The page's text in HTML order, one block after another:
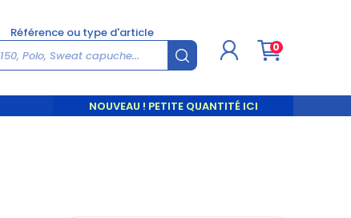
Référence ou type d'article
0
NOUVEAU ! PETITE QUANTITÉ ICI